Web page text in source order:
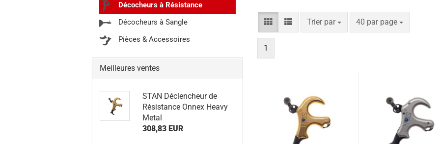
Trier par
Trier par 40 par page
par page
1
Décocheurs à Résistance
Décocheurs à Sangle
Pièces & Accessoires
Meilleures ventes
STAN Déclencheur de
Résistance Onnex Heavy
Metal
308,83 EUR